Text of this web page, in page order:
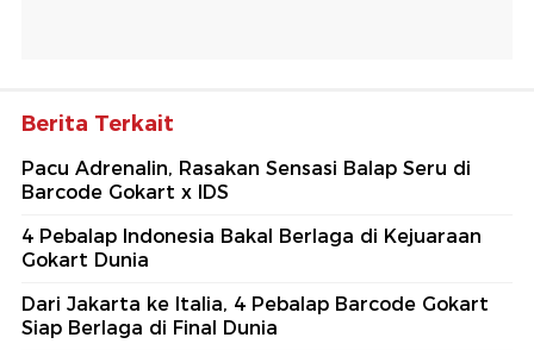
Berita Terkait
Pacu Adrenalin, Rasakan Sensasi Balap Seru di
Barcode Gokart x IDS
4 Pebalap Indonesia Bakal Berlaga di Kejuaraan
Gokart Dunia
Dari Jakarta ke Italia, 4 Pebalap Barcode Gokart
Siap Berlaga di Final Dunia